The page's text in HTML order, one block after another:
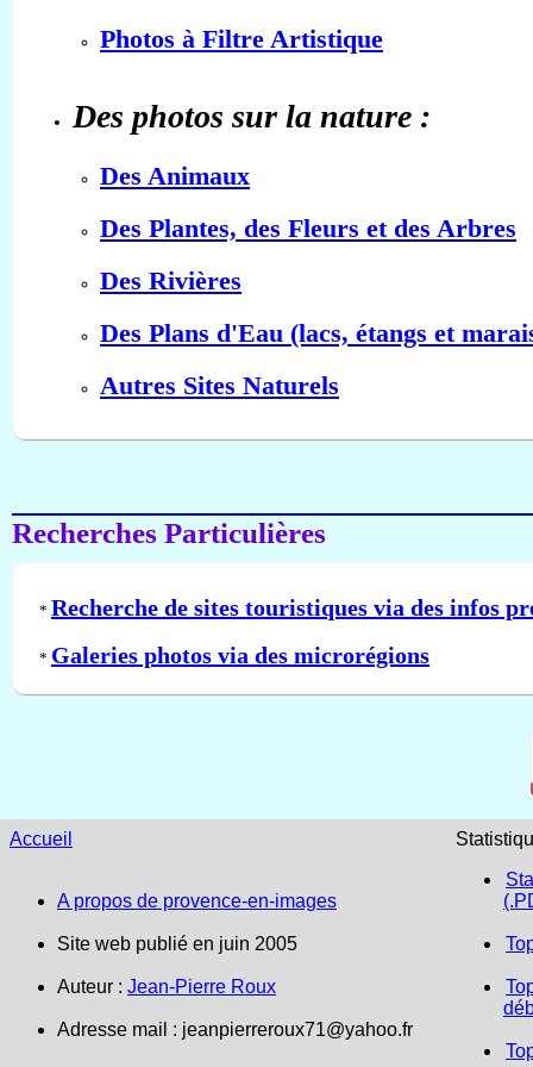
Photos à Filtre Artistique
Des photos sur la nature :
Des Animaux
Des Plantes, des Fleurs et des Arbres
Des Rivières
Des Plans d'Eau (lacs, étangs et
Autres Sites Naturels
Recherches Particulières
* Recherche de sites touristiques via des infos
* Galeries photos via des microrégions
Accueil
A propos de provence-en-images
Site web publié en juin 2005
Auteur : Jean-Pierre Roux
Adresse mail : jeanpierreroux71@yahoo.fr